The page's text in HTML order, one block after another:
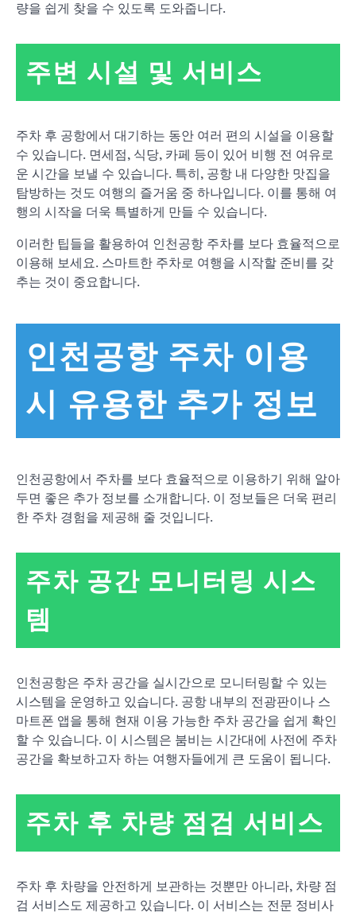
량을 쉽게 찾을 수 있도록 도와줍니다.
주변 시설 및 서비스
주차 후 공항에서 대기하는 동안 여러 편의 시설을 이용할
수 있습니다. 면세점, 식당, 카페 등이 있어 비행 전 여유로
운 시간을 보낼 수 있습니다. 특히, 공항 내 다양한 맛집을
탐방하는 것도 여행의 즐거움 중 하나입니다. 이를 통해 여
행의 시작을 더욱 특별하게 만들 수 있습니다.
이러한 팁들을 활용하여 인천공항 주차를 보다 효율적으로
이용해 보세요. 스마트한 주차로 여행을 시작할 준비를 갖
추는 것이 중요합니다.
인천공항 주차 이용
시 유용한 추가 정보
인천공항에서 주차를 보다 효율적으로 이용하기 위해 알아
두면 좋은 추가 정보를 소개합니다. 이 정보들은 더욱 편리
한 주차 경험을 제공해 줄 것입니다.
주차 공간 모니터링 시스
템
인천공항은 주차 공간을 실시간으로 모니터링할 수 있는
시스템을 운영하고 있습니다. 공항 내부의 전광판이나 스
마트폰 앱을 통해 현재 이용 가능한 주차 공간을 쉽게 확인
할 수 있습니다. 이 시스템은 붐비는 시간대에 사전에 주차
공간을 확보하고자 하는 여행자들에게 큰 도움이 됩니다.
주차 후 차량 점검 서비스
주차 후 차량을 안전하게 보관하는 것뿐만 아니라, 차량 점
검 서비스도 제공하고 있습니다. 이 서비스는 전문 정비사